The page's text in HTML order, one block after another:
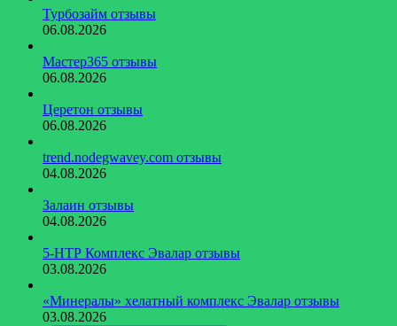
Турбозайм отзывы
06.08.2026
Мастер365 отзывы
06.08.2026
Церетон отзывы
06.08.2026
trend.nodegwavey.com отзывы
04.08.2026
Залаин отзывы
04.08.2026
5-НТР Комплекс Эвалар отзывы
03.08.2026
«Минералы» хелатный комплекс Эвалар отзывы
03.08.2026